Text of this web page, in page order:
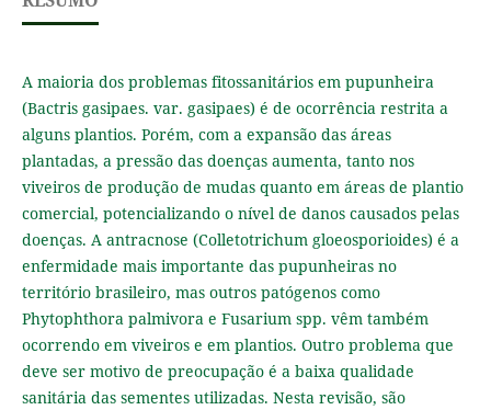
A maioria dos problemas fitossanitários em pupunheira
(Bactris gasipaes. var. gasipaes) é de ocorrência restrita a
alguns plantios. Porém, com a expansão das áreas
plantadas, a pressão das doenças aumenta, tanto nos
viveiros de produção de mudas quanto em áreas de plantio
comercial, potencializando o nível de danos causados pelas
doenças. A antracnose (Colletotrichum gloeosporioides) é a
enfermidade mais importante das pupunheiras no
território brasileiro, mas outros patógenos como
Phytophthora palmivora e Fusarium spp. vêm também
ocorrendo em viveiros e em plantios. Outro problema que
deve ser motivo de preocupação é a baixa qualidade
sanitária das sementes utilizadas. Nesta revisão, são